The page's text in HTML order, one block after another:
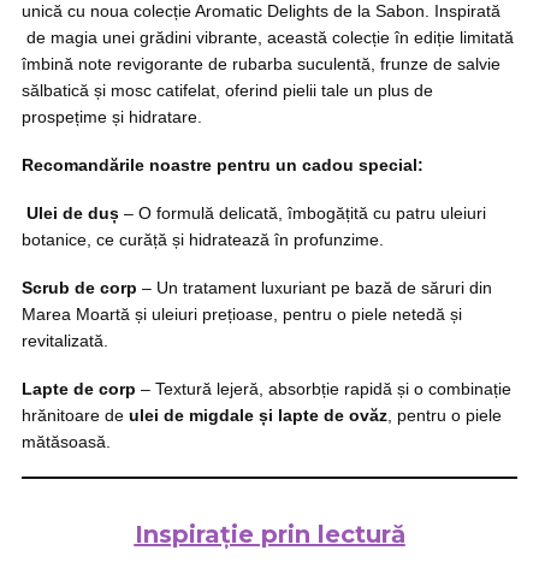
unică cu noua colecție Aromatic Delights de la Sabon. Inspirată
de magia unei grădini vibrante, această colecție în ediție limitată
îmbină note revigorante de rubarba suculentă, frunze de salvie
sălbatică și mosc catifelat, oferind pielii tale un plus de
prospețime și hidratare.
Recomandările noastre pentru un cadou special:
Ulei de duș – O formulă delicată, îmbogățită cu patru uleiuri
botanice, ce curăță și hidratează în profunzime.
Scrub de corp – Un tratament luxuriant pe bază de săruri din
Marea Moartă și uleiuri prețioase, pentru o piele netedă și
revitalizată.
Lapte de corp – Textură lejeră, absorbție rapidă și o combinație
hrănitoare de ulei de migdale și lapte de ovăz , pentru o piele
mătăsoasă.
Inspirație prin lectură